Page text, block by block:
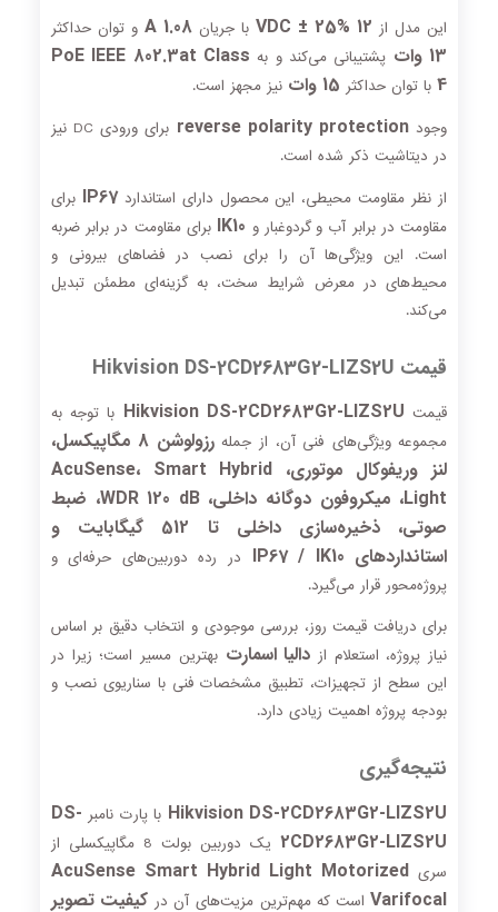
این مدل از 12 VDC ± 25% با جریان1.08 A و توان حداکثر
13 وات پشتیبانی می‌کند و به PoE IEEE 802.3at Class
4با توان حداکثر 15 وات
نیز مجهز است.
وجودreverse polarity protection
برای ورودی DC نیز
در دیتاشیت ذکر شده است.
از نظر مقاومت محیطی، این محصول دارای استانداردIP67 برای
مقاومت در برابر آب و گردوغبار و IK10 برای مقاومت در برابر ضربه
است. این ویژگی‌ها آن را برای نصب در فضاهای بیرونی و
محیط‌های در معرض شرایط سخت، به گزینه‌ای مطمئن تبدیل
می‌کند.
قیمت Hikvision DS-2CD2683G2-LIZS2U
قیمت Hikvision DS-2CD2683G2-LIZS2U با توجه به
مجموعه ویژگی‌های فنی آن، از جمله
رزولوشن 8 مگاپیکسل،
لنز وریفوکال موتوری، AcuSense، Smart Hybrid
Light، میکروفون دوگانه داخلی، WDR 120 dB، ضبط
صوتی، ذخیره‌سازی داخلی تا 512 گیگابایت و
استانداردهای IP67 / IK10
در رده دوربین‌های حرفه‌ای و
پروژه‌محور قرار می‌گیرد.
برای دریافت قیمت روز، بررسی موجودی و انتخاب دقیق بر اساس
نیاز پروژه، استعلام از دالیا اسمارت بهترین مسیر است؛ زیرا در
این سطح از تجهیزات، تطبیق مشخصات فنی با سناریوی نصب و
بودجه پروژه اهمیت زیادی دارد.
نتیجه‌گیری
Hikvision DS-2CD2683G2-LIZS2U با پارت نامبر DS-
2CD2683G2-LIZS2U
یک دوربین بولت 8 مگاپیکسلی از
سری AcuSense Smart Hybrid Light Motorized
Varifocal است که مهم‌ترین مزیت‌های آن در کیفیت تصویر